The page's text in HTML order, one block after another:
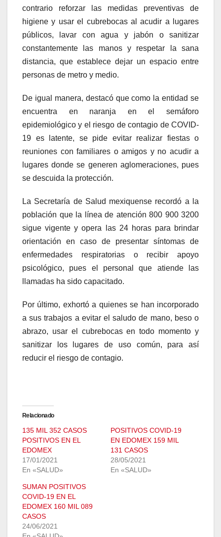
contrario reforzar las medidas preventivas de
higiene y usar el cubrebocas al acudir a lugares
públicos, lavar con agua y jabón o sanitizar
constantemente las manos y respetar la sana
distancia, que establece dejar un espacio entre
personas de metro y medio.
De igual manera, destacó que como la entidad se
encuentra en naranja en el semáforo
epidemiológico y el riesgo de contagio de COVID-
19 es latente, se pide evitar realizar fiestas o
reuniones con familiares o amigos y no acudir a
lugares donde se generen aglomeraciones, pues
se descuida la protección.
La Secretaría de Salud mexiquense recordó a la
población que la línea de atención 800 900 3200
sigue vigente y opera las 24 horas para brindar
orientación en caso de presentar síntomas de
enfermedades respiratorias o recibir apoyo
psicológico, pues el personal que atiende las
llamadas ha sido capacitado.
Por último, exhortó a quienes se han incorporado
a sus trabajos a evitar el saludo de mano, beso o
abrazo, usar el cubrebocas en todo momento y
sanitizar los lugares de uso común, para así
reducir el riesgo de contagio.
Relacionado
135 MIL 352 CASOS
POSITIVOS EN EL
EDOMEX
17/01/2021
En «SALUD»
POSITIVOS COVID-19
EN EDOMEX 159 MIL
131 CASOS
28/05/2021
En «SALUD»
SUMAN POSITIVOS
COVID-19 EN EL
EDOMEX 160 MIL 089
CASOS
24/06/2021